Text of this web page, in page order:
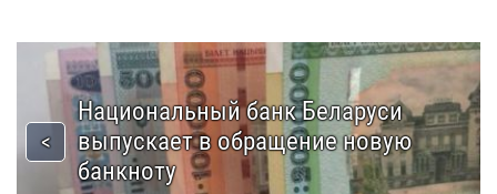
Национальный банк Беларуси
выпускает в обращение новую
банкноту